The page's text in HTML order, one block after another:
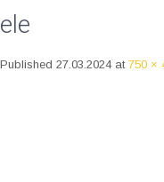
ele
Published 27.03.2024at 750 ×